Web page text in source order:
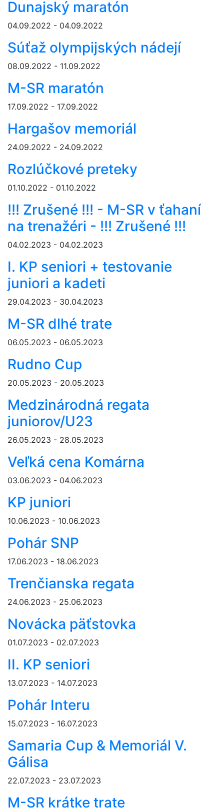
Dunajský maratón
04.09.2022 - 04.09.2022
Súťaž olympijských nádejí
08.09.2022 - 11.09.2022
M-SR maratón
17.09.2022 - 17.09.2022
Hargašov memoriál
24.09.2022 - 24.09.2022
Rozlúčkové preteky
01.10.2022 - 01.10.2022
!!! Zrušené !!! - M-SR v ťahaní
na trenažéri - !!! Zrušené !!!
04.02.2023 - 04.02.2023
I. KP seniori + testovanie
juniori a kadeti
29.04.2023 - 30.04.2023
M-SR dlhé trate
06.05.2023 - 06.05.2023
Rudno Cup
20.05.2023 - 20.05.2023
Medzinárodná regata
juniorov/U23
26.05.2023 - 28.05.2023
Veľká cena Komárna
03.06.2023 - 04.06.2023
KP juniori
10.06.2023 - 10.06.2023
Pohár SNP
17.06.2023 - 18.06.2023
Trenčianska regata
24.06.2023 - 25.06.2023
Novácka päťstovka
01.07.2023 - 02.07.2023
II. KP seniori
13.07.2023 - 14.07.2023
Pohár Interu
15.07.2023 - 16.07.2023
Samaria Cup & Memoriál V.
Gálisa
22.07.2023 - 23.07.2023
M-SR krátke trate